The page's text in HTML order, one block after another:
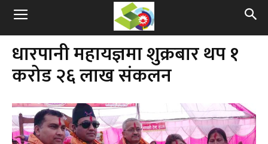
धारपानी महायज्ञमा शुक्रबार थप १
करोड २६ लाख संकलन